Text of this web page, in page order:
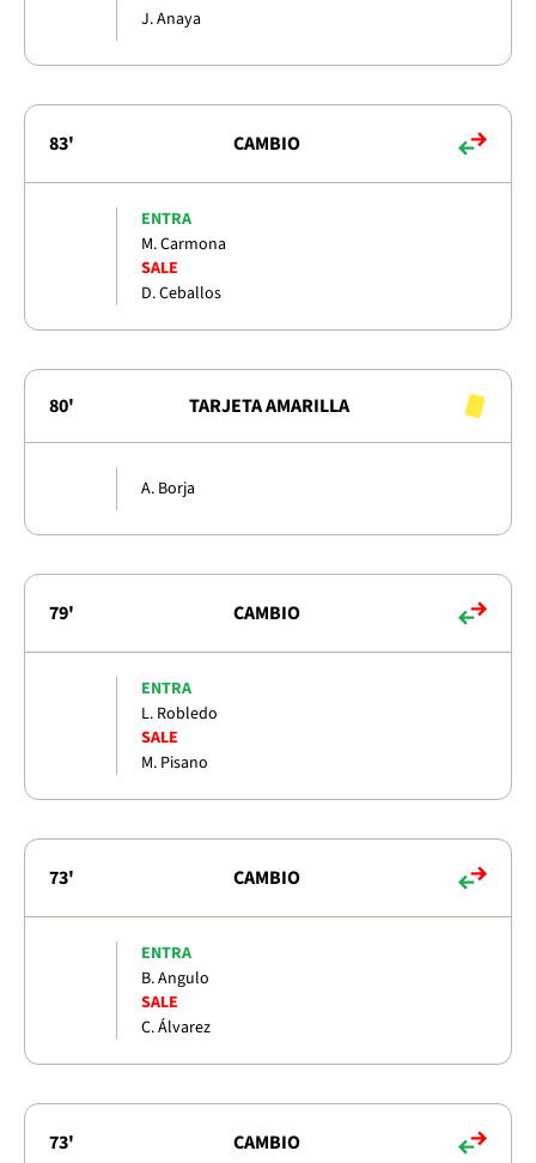
J. Anaya
83' CAMBIO
ENTRA
M. Carmona
SALE
D. Ceballos
80' TARJETA AMARILLA
A. Borja
79' CAMBIO
ENTRA
L. Robledo
SALE
M. Pisano
73' CAMBIO
ENTRA
B. Angulo
SALE
C. Álvarez
73' CAMBIO